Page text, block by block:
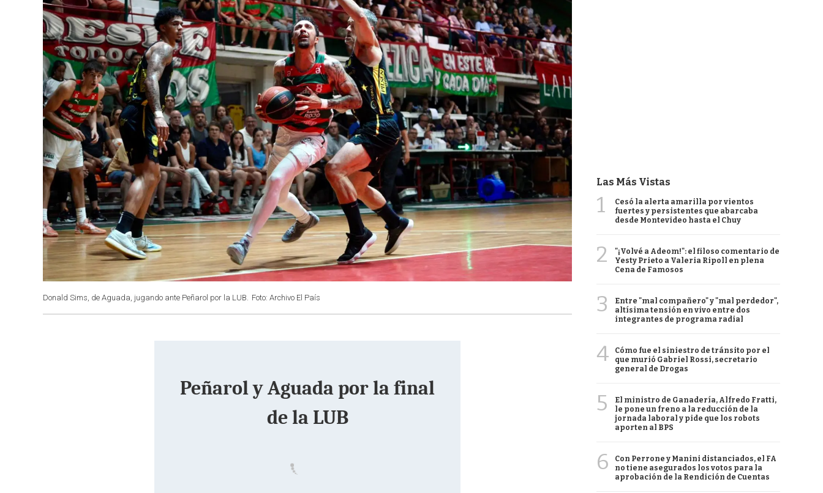
Donald Sims, de Aguada, jugando ante Peñarol por la LUB. Foto: Archivo El País
Peñarol y Aguada por la final
de la LUB
Las Más Vistas
1
Cesó la alerta amarilla por vientos
fuertes y persistentes que abarcaba
desde Montevideo hasta el Chuy
2
"¡Volvé a Adeom!": el filoso comentario de
Yesty Prieto a Valeria Ripoll en plena
Cena de Famosos
3
Entre "mal compañero" y "mal perdedor",
altísima tensión en vivo entre dos
integrantes de programa radial
4
Cómo fue el siniestro de tránsito por el
que murió Gabriel Rossi, secretario
general de Drogas
5
El ministro de Ganadería, Alfredo Fratti,
le pone un freno a la reducción de la
jornada laboral y pide que los robots
aporten al BPS
6
Con Perrone y Manini distanciados, el FA
no tiene asegurados los votos para la
aprobación de la Rendición de Cuentas